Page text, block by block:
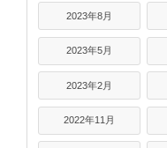
2023年8月
2023年5月
2023年2月
2022年11月